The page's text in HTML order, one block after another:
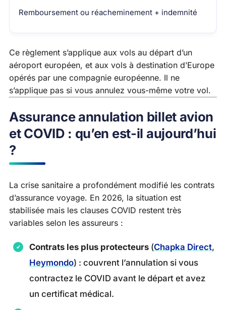
Remboursement ou réacheminement + indemnité
Ce règlement s’applique aux vols au départ d’un
aéroport européen, et aux vols à destination d’Europe
opérés par une compagnie européenne. Il ne
s’applique pas si vous annulez vous-même votre vol.
Assurance annulation billet avion
et COVID : qu’en est-il aujourd’hui
?
La crise sanitaire a profondément modifié les contrats
d’assurance voyage. En 2026, la situation est
stabilisée mais les clauses COVID restent très
variables selon les assureurs :
Contrats les plus protecteurs (Chapka Direct,
Heymondo) : couvrent l’annulation si vous
contractez le COVID avant le départ et avez
un certificat médical.